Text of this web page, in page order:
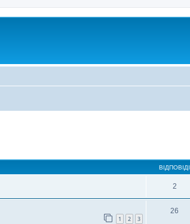
ВІДПОВІДІ
2
1 2 3
26